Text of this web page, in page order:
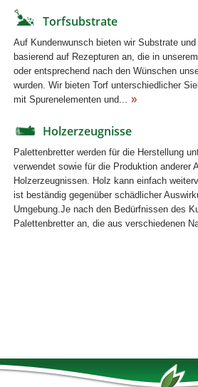
Torfsubstrate
Auf Kundenwunsch bieten wir Substrate
basierend auf Rezepturen an, die in
oder entsprechend nach den Wünschen
wurden. Wir bieten Torf unterschiedlicher
mit Spurenelementen und...
Holzerzeugnisse
Palettenbretter werden für die Herstellung
verwendet sowie für die Produktion anderer
Holzerzeugnissen. Holz kann einfach
ist beständig gegenüber schädlicher
Umgebung.Je nach den Bedürfnissen des
Palettenbretter an, die aus verschiedenen